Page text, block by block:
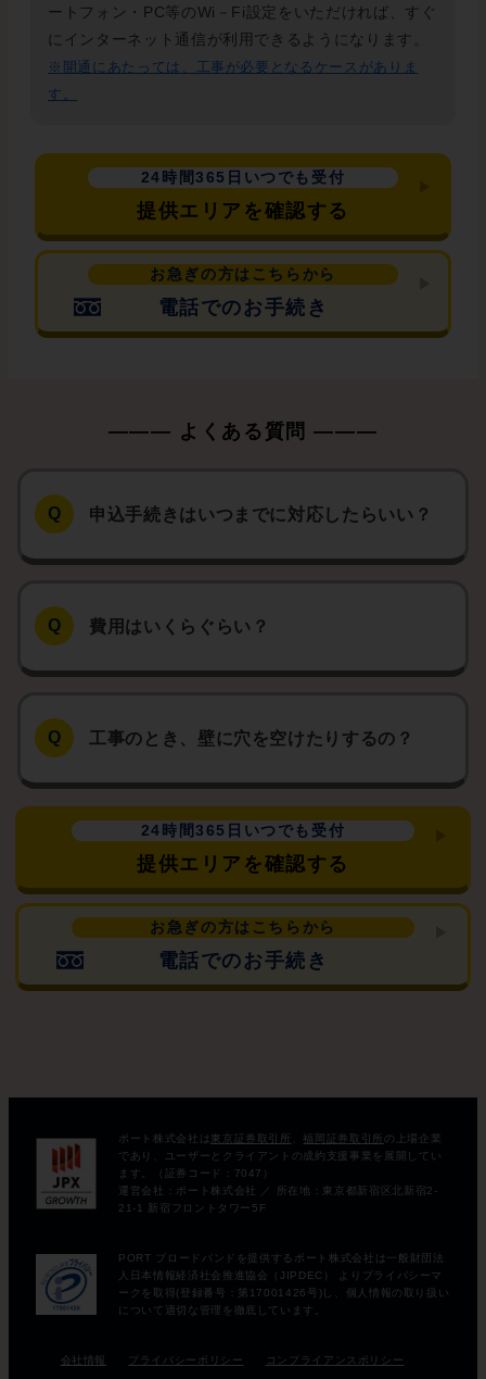
ートフォン・PC等のWi－Fi設定をいただければ、すぐ
にインターネット通信が利用できるようになります。
※開通にあたっては、工事が必要となるケースがありま
す。
24時間365日いつでも受付
提供エリアを確認する
お急ぎの方はこちらから
電話でのお手続き
申込手続きはいつまでに対応したらいい？
費用はいくらぐらい？
工事のとき、壁に穴を空けたりするの？
24時間365日いつでも受付
提供エリアを確認する
お急ぎの方はこちらから
電話でのお手続き
会社情報 プライバシーポリシー コンプライアンスポリシー